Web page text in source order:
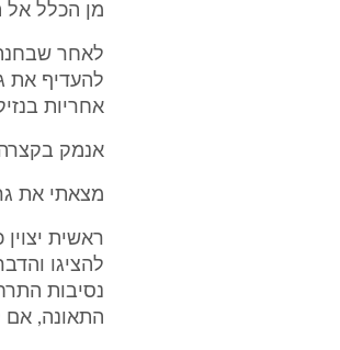
מן הכלל אל
לאחר
להעדיף את
אחריות
אנמק
מצאתי את
ראשית
להציגו
נסיבות
התאונה, אם